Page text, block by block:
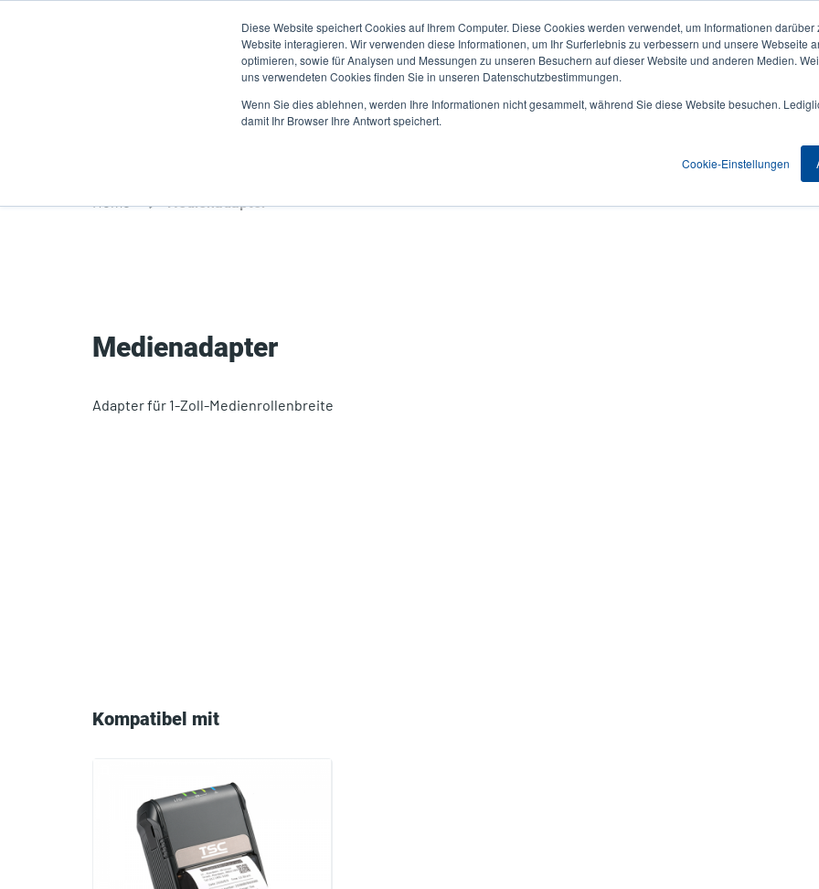
Diese Website speichert Cookies auf Ihrem Computer. Diese Cookies werden verwendet, um Informationen
Website interagieren. Wir verwenden diese Informationen, um Ihr Surferlebnis zu verbessern und unsere Webseite
optimieren, sowie für Analysen und Messungen zu unseren Besuchern auf dieser Website und anderen Medien.
uns verwendeten Cookies finden Sie in unseren Datenschutzbestimmungen.
Wenn Sie dies ablehnen, werden Ihre Informationen nicht gesammelt, während Sie diese Website besuchen.
damit Ihr Browser Ihre Antwort speichert.
Cookie-Einstellungen
User
account
menu
Aktuelles & Veranstaltungen Unternehmen
Home Medienadapter
Medienadapter
Adapter für 1-Zoll-Medienrollenbreite
with
Kompatibel mit